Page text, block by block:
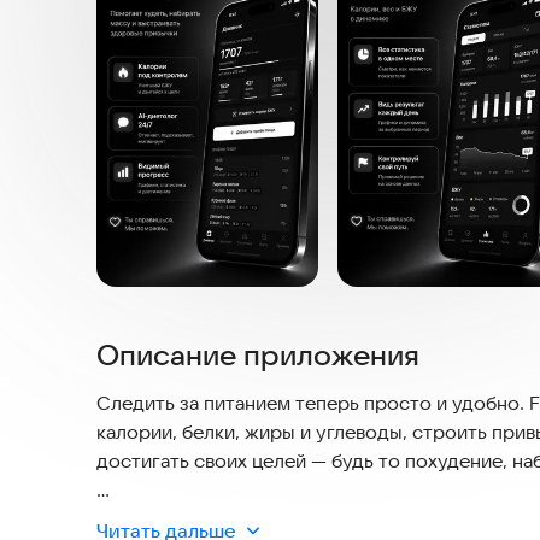
Описание приложения
Следить за питанием теперь просто и удобно.
калории, белки, жиры и углеводы, строить
достигать своих целей — будь то похудение,
🥗 ЧТО УМЕЕТ FITERIK
Читать дальше